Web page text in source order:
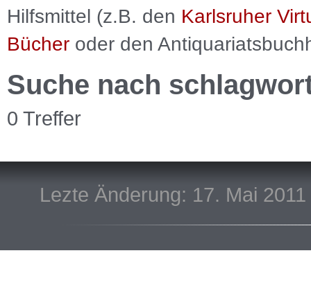
Hilfsmittel (z.B. den Karlsruher
Bücher oder den
Suche nach
0 Treffer
Lezte Änderung: 17. Mai